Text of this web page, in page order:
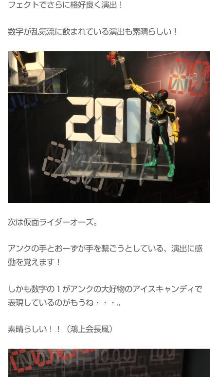
フェクトでさらに格好良く演出！
数字が乱気流に飲まれている演出も素晴らしい！
次は仮面ライダーオーズ。
アンクの手とおーずが手を繋ごうとしている、演出に感
動を覚えます！
しかも数字の１がアンクの大好物のアイスキャンディで
表現しているのがもうね・・・。
素晴らしい！！（鴻上会長風）